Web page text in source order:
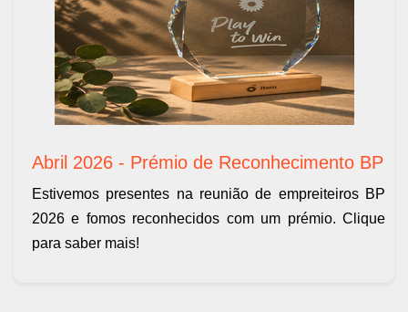
Abril 2026 - Prémio de Reconhecimento BP
Estivemos presentes na reunião de empreiteiros BP
2026 e fomos reconhecidos com um prémio. Clique
para saber mais!